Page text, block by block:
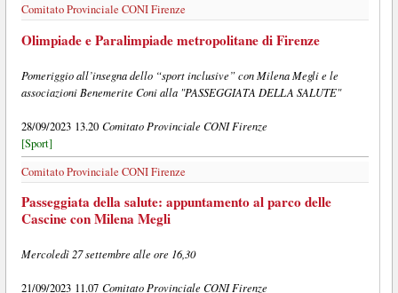
Comitato Provinciale CONI Firenze
Olimpiade e Paralimpiade metropolitane di Firenze
Pomeriggio all’insegna dello “sport inclusive” con Milena Megli e le
associazioni Benemerite Coni alla "PASSEGGIATA DELLA SALUTE"
28/09/2023 13.20 Comitato Provinciale CONI Firenze
[Sport]
Comitato Provinciale CONI Firenze
Passeggiata della salute: appuntamento al parco delle
Cascine con Milena Megli
Mercoledì 27 settembre alle ore 16,30
21/09/2023 11.07 Comitato Provinciale CONI Firenze